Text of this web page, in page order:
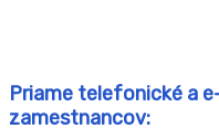
Priame telefonické a
zamestnancov: